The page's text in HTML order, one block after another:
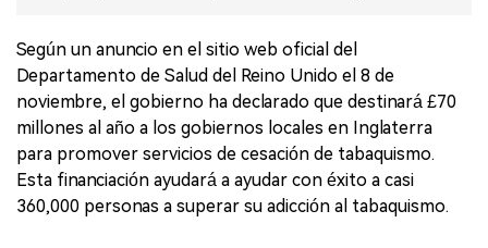
Según un anuncio en el sitio web oficial del
Departamento de Salud del Reino Unido el 8 de
noviembre, el gobierno ha declarado que destinará £70
millones al año a los gobiernos locales en Inglaterra
para promover servicios de cesación de tabaquismo.
Esta financiación ayudará a ayudar con éxito a casi
360,000 personas a superar su adicción al tabaquismo.